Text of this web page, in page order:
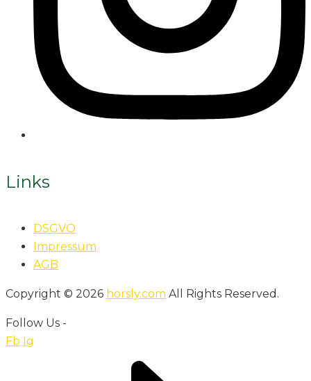
Links
DSGVO
Impressum
AGB
Copyright © 2026 horsly.com All Rights Reserved.
Follow Us -
Fb Ig